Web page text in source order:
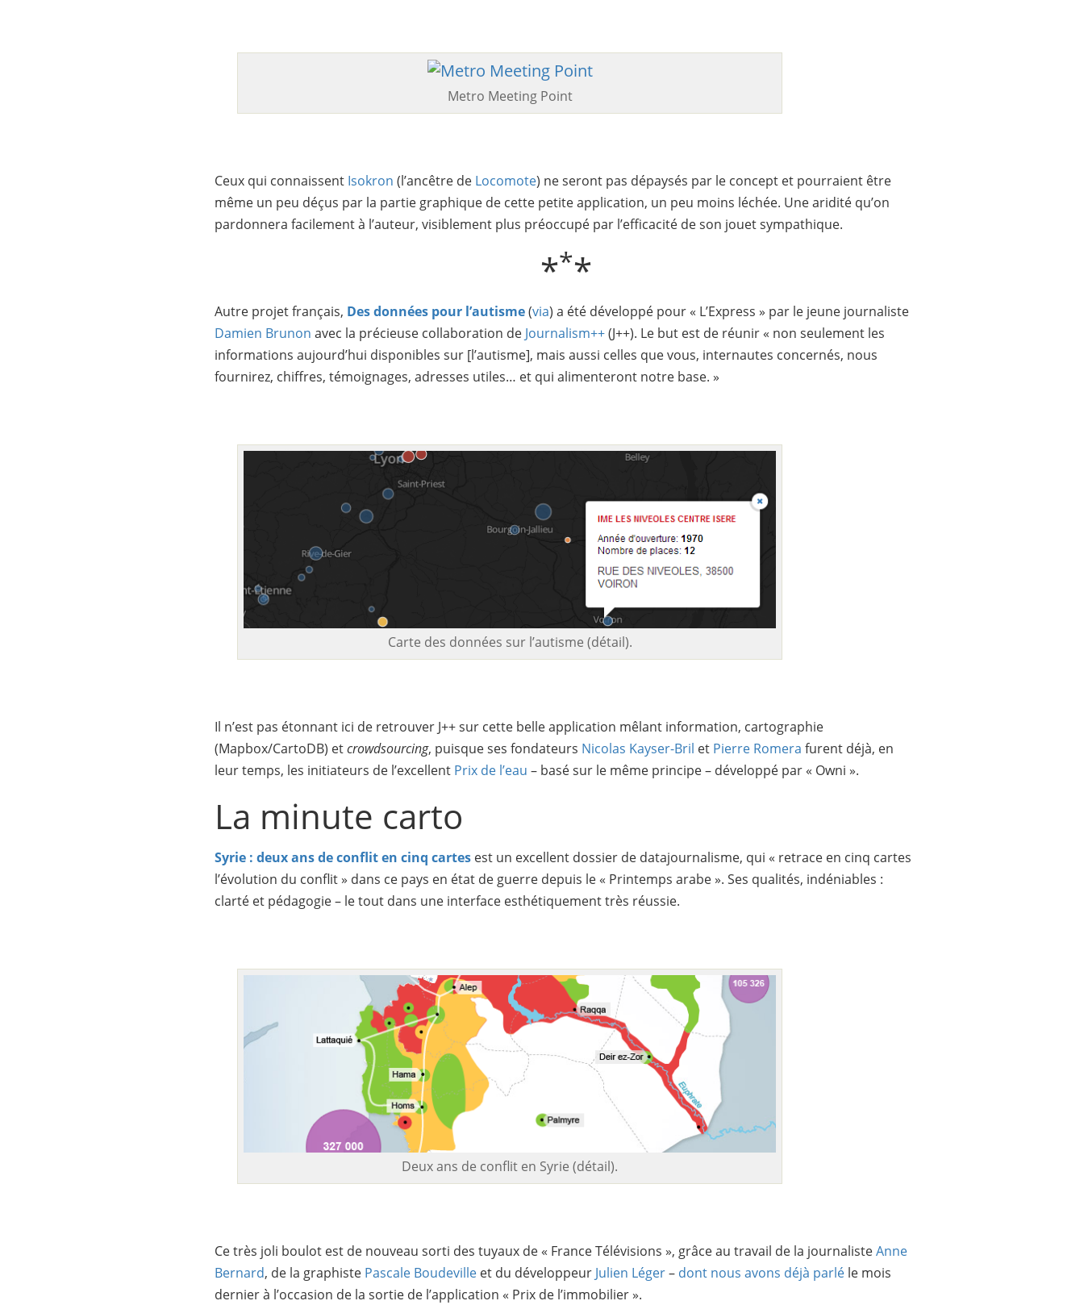
Metro Meeting Point
Ceux qui connaissent Isokron (l’ancêtre de Locomote) ne seront pas dépaysés par le concept et pourraient être
même un peu déçus par la partie graphique de cette petite application, un peu moins léchée. Une aridité qu’on
pardonnera facilement à l’auteur, visiblement plus préoccupé par l’efficacité de son jouet sympathique.
***
Autre projet français, Des données pour l’autisme(via) a été développé pour « L’Express » par le jeune journaliste
Damien Brunon avec la précieuse collaboration de Journalism++(J++). Le but est de réunir « non seulement les
informations aujourd’hui disponibles sur [l’autisme], mais aussi celles que vous, internautes concernés, nous
fournirez, chiffres, témoignages, adresses utiles… et qui alimenteront notre base. »
Carte des données sur l’autisme (détail).
Il n’est pas étonnant ici de retrouver J++ sur cette belle application mêlant information, cartographie
(Mapbox/CartoDB) etcrowdsourcing, puisque ses fondateurs Nicolas Kayser-Bril et Pierre Romera furent déjà, en
leur temps, les initiateurs de l’excellent Prix de l’eau – basé sur le même principe – développé par « Owni ».
La minute carto
Syrie : deux ans de conflit en cinq cartes est un excellent dossier de datajournalisme, qui « retrace en cinq cartes
l’évolution du conflit » dans ce pays en état de guerre depuis le « Printemps arabe ». Ses qualités, indéniables :
clarté et pédagogie – le tout dans une interface esthétiquement très réussie.
Deux ans de conflit en Syrie (détail).
Ce très joli boulot est de nouveau sorti des tuyaux de « France Télévisions », grâce au travail de la journalisteAnne
Bernard, de la graphiste Pascale Boudeville et du développeur Julien Léger– dont nous avons déjà parlé le mois
dernier à l’occasion de la sortie de l’application « Prix de l’immobilier ».